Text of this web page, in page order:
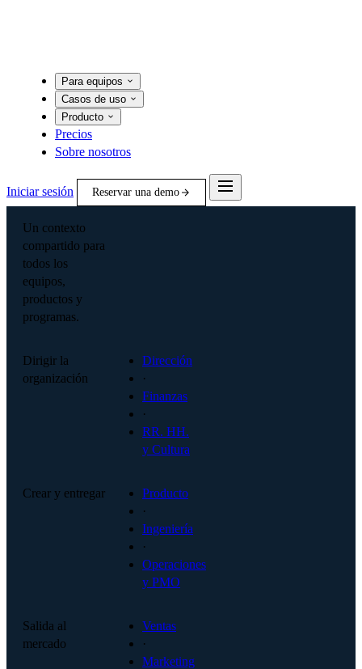
Para equipos
Casos de uso
Producto
Precios
Sobre nosotros
Iniciar sesión Reservar una demo
Un contexto
compartido para
todos los
equipos,
productos y
programas.
Dirigir la
organización
Dirección
·
Finanzas
·
RR. HH.
y Cultura
Crear y entregar
Producto
·
Ingeniería
·
Operaciones
y PMO
Salida al
mercado
Ventas
·
Marketing